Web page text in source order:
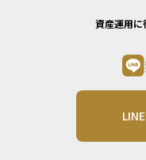
資産運用に